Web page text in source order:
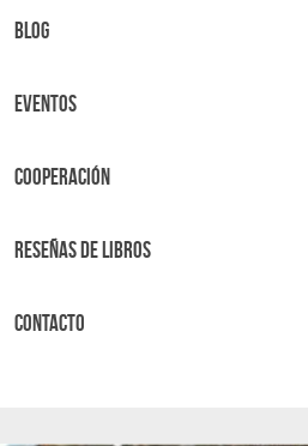
BLOG
Eventos
Cooperación
Reseñas de libros
Contacto